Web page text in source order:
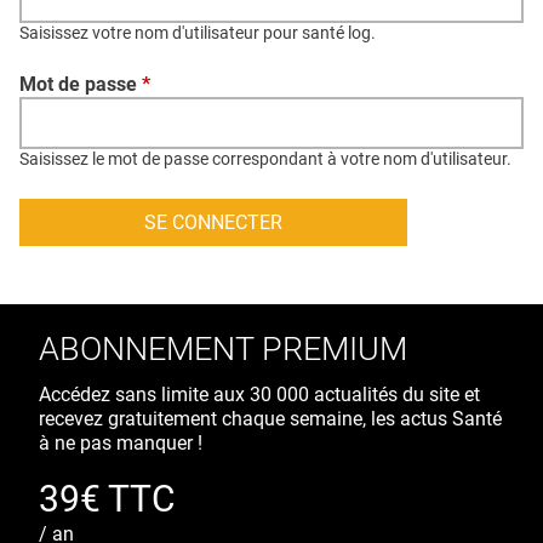
CONTACT
CRÉDITS
Saisissez votre nom d'utilisateur pour santé log.
Mot de passe *
Saisissez le mot de passe correspondant à votre nom d'utilisateur.
ABONNEMENT PREMIUM
Accédez sans limite aux 30 000 actualités du site et
recevez gratuitement chaque semaine, les actus Santé
à ne pas manquer !
39€ TTC
/ an